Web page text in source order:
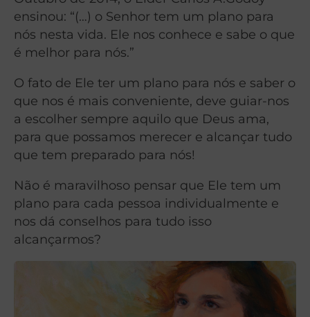
ensinou: “(…) o Senhor tem um plano para
nós nesta vida. Ele nos conhece e sabe o que
é melhor para nós.”
O fato de Ele ter um plano para nós e saber o
que nos é mais conveniente, deve guiar-nos
a escolher sempre aquilo que Deus ama,
para que possamos merecer e alcançar tudo
que tem preparado para nós!
Não é maravilhoso pensar que Ele tem um
plano para cada pessoa individualmente e
nos dá conselhos para tudo isso
alcançarmos?